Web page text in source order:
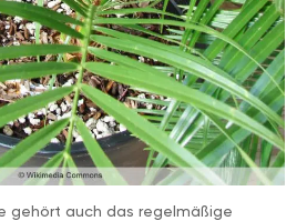
gehört auch das regelmäßige